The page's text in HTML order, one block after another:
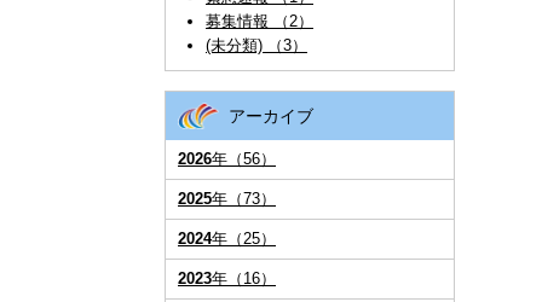
募集情報 （2）
(未分類) （3）
アーカイブ
2026年（56）
2025年（73）
2024年（25）
2023年（16）